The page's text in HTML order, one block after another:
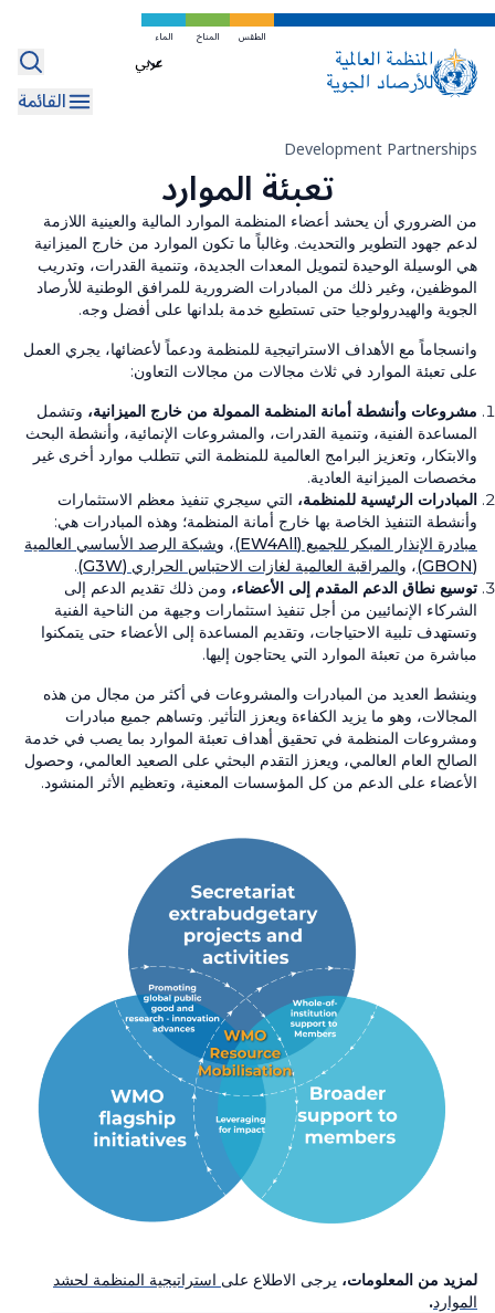
تخطي
المحتوى
الرئيسي
الطقس المناخ الماء
Select
your
القائمة
مسار
Development Partnerships
تعبئة الموارد
من الضروري أن يحشد أعضاء المنظمة الموارد المالية والعينية اللازمة
لدعم جهود التطوير والتحديث. وغالباً ما تكون الموارد من خارج الميزانية
هي الوسيلة الوحيدة لتمويل المعدات الجديدة، وتنمية القدرات، وتدريب
الموظفين، وغير ذلك من المبادرات الضرورية للمرافق الوطنية للأرصاد
الجوية والهيدرولوجيا حتى تستطيع خدمة بلدانها على أفضل وجه.
وانسجاماً مع الأهداف الاستراتيجية للمنظمة ودعماً لأعضائها، يجري العمل
على تعبئة الموارد في ثلاث مجالات من مجالات التعاون:
مشروعات وأنشطة أمانة المنظمة الممولة من خارج الميزانية، وتشمل
المساعدة الفنية، وتنمية القدرات، والمشروعات الإنمائية، وأنشطة البحث
والابتكار، وتعزيز البرامج العالمية للمنظمة التي تتطلب موارد أخرى غير
مخصصات الميزانية العادية.
المبادرات الرئيسية للمنظمة، التي سيجري تنفيذ معظم الاستثمارات
وأنشطة التنفيذ الخاصة بها خارج أمانة المنظمة؛ وهذه المبادرات هي:
مبادرة الإنذار المبكر للجميع (EW4All)
، وشبكة الرصد الأساسي العالمية
(GBON)
، والمراقبة العالمية لغازات الاحتباس الحراري (G3W)
.
توسيع نطاق الدعم المقدم إلى الأعضاء، ومن ذلك تقديم الدعم إلى
الشركاء الإنمائيين من أجل تنفيذ استثمارات وجيهة من الناحية الفنية
وتستهدف تلبية الاحتياجات، وتقديم المساعدة إلى الأعضاء حتى يتمكنوا
مباشرة من تعبئة الموارد التي يحتاجون إليها.
وينشط العديد من المبادرات والمشروعات في أكثر من مجال من هذه
المجالات، وهو ما يزيد الكفاءة ويعزز التأثير. وتساهم جميع مبادرات
ومشروعات المنظمة في تحقيق أهداف تعبئة الموارد بما يصب في خدمة
الصالح العام العالمي، ويعزز التقدم البحثي على الصعيد العالمي، وحصول
الأعضاء على الدعم من كل المؤسسات المعنية، وتعظيم الأثر المنشود.
لمزيد من المعلومات، يرجى الاطلاع على استراتيجية المنظمة لحشد
الموارد.